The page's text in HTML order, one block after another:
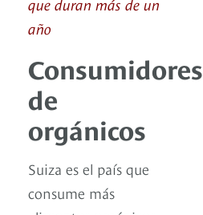
año
Consumidores
de
orgánicos
Suiza es el país que
consume más